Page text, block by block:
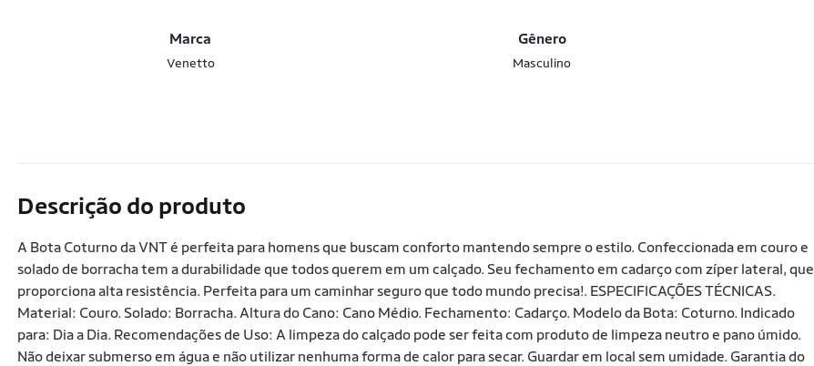
Marca
Venetto
Gênero
Masculino
Descrição do produto
A Bota Coturno da VNT é perfeita para homens que buscam conforto mantendo sempre o estilo. Confeccionada em couro e
solado de borracha tem a durabilidade que todos querem em um calçado. Seu fechamento em cadarço com zíper lateral, que
proporciona alta resistência. Perfeita para um caminhar seguro que todo mundo precisa!. ESPECIFICAÇÕES TÉCNICAS.
Material: Couro. Solado: Borracha. Altura do Cano: Cano Médio. Fechamento: Cadarço. Modelo da Bota: Coturno. Indicado
para: Dia a Dia. Recomendações de Uso: A limpeza do calçado pode ser feita com produto de limpeza neutro e pano úmido.
Não deixar submerso em água e não utilizar nenhuma forma de calor para secar. Guardar em local sem umidade. Garantia do